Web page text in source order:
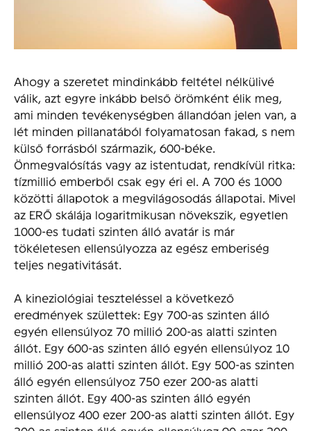
Ahogy a szeretet mindinkább feltétel nélkülivé
válik, azt egyre inkább belső örömként élik meg,
ami minden tevékenységben állandóan jelen van, a
lét minden pillanatából folyamatosan fakad, s nem
külső forrásból származik, 600-béke.
Önmegvalósítás vagy az istentudat, rendkívül ritka:
tízmillió emberből csak egy éri el. A 700 és 1000
közötti állapotok a megvilágosodás állapotai. Mivel
az ERŐ skálája logaritmikusan növekszik, egyetlen
1000-es tudati szinten álló avatár is már
tökéletesen ellensúlyozza az egész emberiség
teljes negativitását.
A kineziológiai teszteléssel a következő
eredmények születtek: Egy 700-as szinten álló
egyén ellensúlyoz 70 millió 200-as alatti szinten
állót. Egy 600-as szinten álló egyén ellensúlyoz 10
millió 200-as alatti szinten állót. Egy 500-as szinten
álló egyén ellensúlyoz 750 ezer 200-as alatti
szinten állót. Egy 400-as szinten álló egyén
ellensúlyoz 400 ezer 200-as alatti szinten állót. Egy